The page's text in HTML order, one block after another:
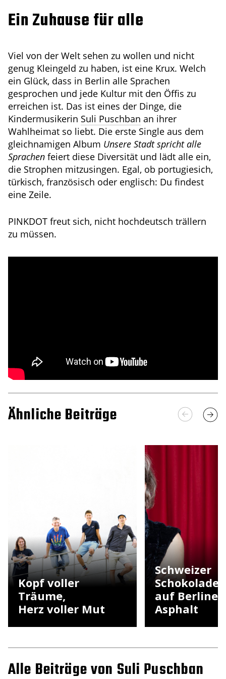
Ein Zuhause für alle
Viel von der Welt sehen zu wollen und nicht
genug Kleingeld zu haben, ist eine Krux. Welch
ein Glück, dass in Berlin alle Sprachen
gesprochen und jede Kultur mit den Öffis zu
erreichen ist. Das ist eines der Dinge, die
Kindermusikerin Suli Puschban an ihrer
Wahlheimat so liebt. Die erste Single aus dem
gleichnamigen Album Unsere Stadt spricht alle
Sprachen feiert diese Diversität und lädt alle ein,
die Strophen mitzusingen. Egal, ob portugiesich,
türkisch, französisch oder englisch: Du findest
eine Zeile.
PINKDOT freut sich, nicht hochdeutsch trällern
zu müssen.
Ähnliche Beiträge
Kopf voller
Träume,
Herz voller Mut
Schweizer
Schokolade
auf Berliner
Asphalt
Alle Beiträge von Suli Puschban